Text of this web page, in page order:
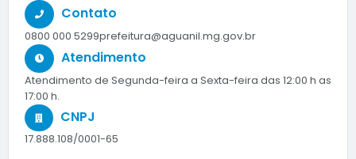
Contato
0800 000 5299prefeitura@aguanil.mg.gov.br
Atendimento
Atendimento de Segunda-feira a Sexta-feira das 12:00 h as
17:00 h.
CNPJ
17.888.108/0001-65